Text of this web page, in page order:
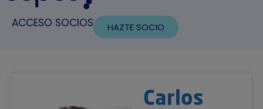
ACCESO SOCIOS HAZTE SOCIO
Carlos